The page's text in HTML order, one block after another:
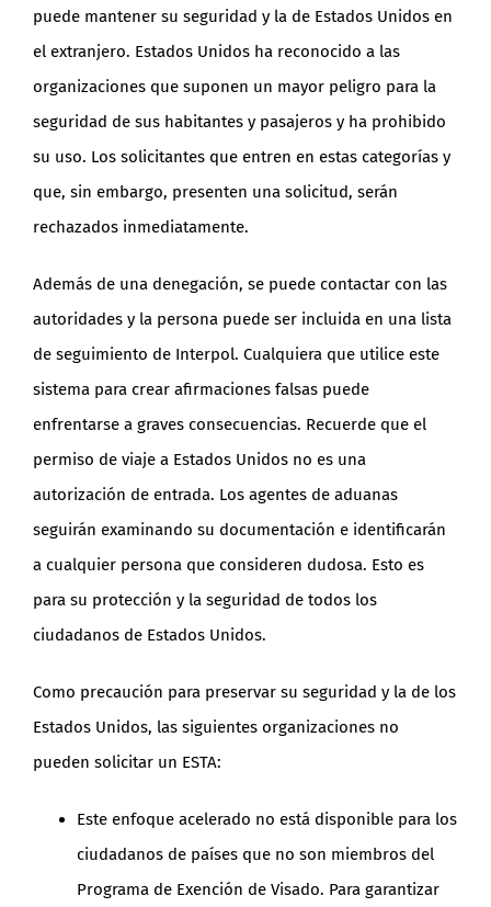
puede mantener su seguridad y la de Estados Unidos en
el extranjero. Estados Unidos ha reconocido a las
organizaciones que suponen un mayor peligro para la
seguridad de sus habitantes y pasajeros y ha prohibido
su uso. Los solicitantes que entren en estas categorías y
que, sin embargo, presenten una solicitud, serán
rechazados inmediatamente.
Además de una denegación, se puede contactar con las
autoridades y la persona puede ser incluida en una lista
de seguimiento de Interpol. Cualquiera que utilice este
sistema para crear afirmaciones falsas puede
enfrentarse a graves consecuencias. Recuerde que el
permiso de viaje a Estados Unidos no es una
autorización de entrada. Los agentes de aduanas
seguirán examinando su documentación e identificarán
a cualquier persona que consideren dudosa. Esto es
para su protección y la seguridad de todos los
ciudadanos de Estados Unidos.
Como precaución para preservar su seguridad y la de los
Estados Unidos, las siguientes organizaciones no
pueden solicitar un ESTA:
Este enfoque acelerado no está disponible para los
ciudadanos de países que no son miembros del
Programa de Exención de Visado. Para garantizar